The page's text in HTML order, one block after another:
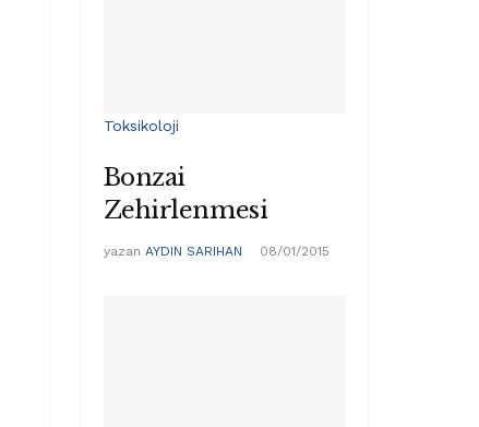
Toksikoloji
Bonzai
Zehirlenmesi
yazan AYDIN SARIHAN 08/01/2015